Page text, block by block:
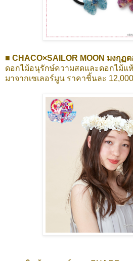
■ CHACO×SAILOR MOON มงกุฏ
ดอกไม้อนุรักษ์ความสดและดอกไม้แ
มาจากเซเลอร์มูน ราคาชิ้นละ